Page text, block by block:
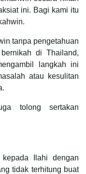
ini. Bagi kami itu
tanpa pengetahuan
di Thailand,
langkah ini
atau kesulitan
tolong sertakan
Ilahi dengan
tidak terhitung buat